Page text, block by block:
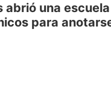
abrió una
para